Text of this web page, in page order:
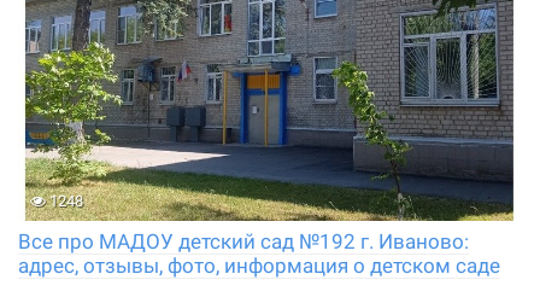
1248
Все про МАДОУ детский сад №192 г. Иваново:
адрес, отзывы, фото, информация о детском саде